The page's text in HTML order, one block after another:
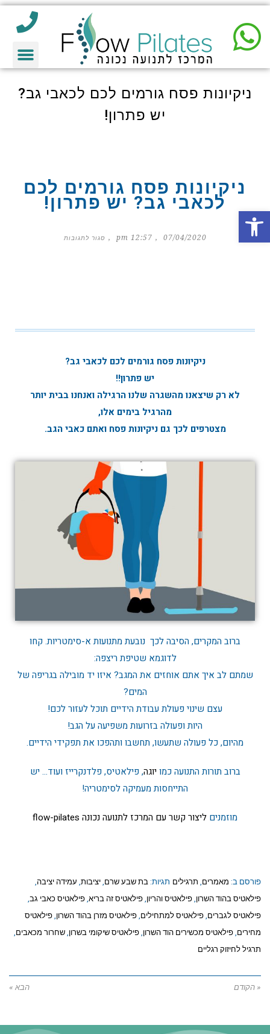
פתח סרגל נגישות
ניקיונות פסח גורמים לכם לכאבי גב?
יש פתרון!
ניקיונות פסח גורמים לכם
לכאבי גב? יש פתרון!
07/04/2020
12:57 pm סגור לתגובות
ניקיונות פסח גורמים לכם לכאבי גב?
יש פתרון!!
לא רק שיצאנו מהשגרה שלנו הרגילה ואנחנו בבית יותר
מהרגיל בימים אלו,
מצטרפים לכך גם ניקיונות פסח ואתם כאבי הגב.
ברוב המקרים, הסיבה לכך נובעת מתנועות א-סימטריות. קחו
לדוגמא שטיפת ריצפה:
שמתם לב איך אתם אוחזים את המגב? איזו יד מובילה בגריפה של
המים?
עצם שינוי פעולת עבודת הידיים תוכל לעזור לכם!
היות ופעולה בזרועות משפיעה על הגב!
מהיום, כל פעולה שתעשו, תחשבו ותהפכו את תפקידי הידיים.
ברוב תורות התנועה כמויוגה, פילאטיס, פלדנקרייז ועוד… יש
התייחסות מעמיקה לסימטריה!
מוזמנים ליצור קשר עם המרכז לתנועה נכונה flow-pilates
פורסם ב: מאמרים תרגילים תגיות: בת שבע שרם יציבות עמידה יציבה
פילאטיס בהוד השרון פילאטיס והריון פילאטיס זה בריא פילאטיס כאבי גב
פילאטיס לגברים פילאטיס למתחילים פילאטיס מזרן בהוד השרון פילאטיס
מחירים פילאטיס מכשירים הוד השרון פילאטיס שיקומי בשרון שחרור מכאבים
תרגיל לחיזוק רגליים
« הקודם הבא »